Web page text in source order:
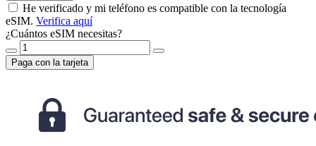
He verificado y mi teléfono es compatible con la tecnología
eSIM. Verifica aquí
¿Cuántos eSIM necesitas?
Paga con la tarjeta